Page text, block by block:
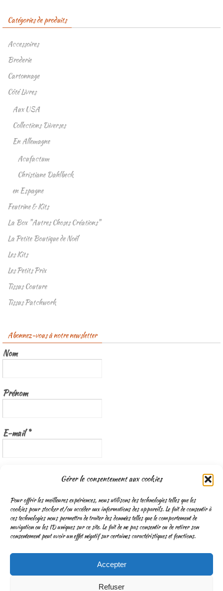
Gérer le consentement aux cookies
Pour offrir les meilleures expériences, nous utilisons des technologies telles que les
cookies pour stocker et/ou accéder aux informations des appareils. Le fait de consentir à
ces technologies nous permettra de traiter des données telles que le comportement de
navigation ou les ID uniques sur ce site. Le fait de ne pas consentir ou de retirer son
consentement peut avoir un effet négatif sur certaines caractéristiques et fonctions.
Accepter
Refuser
Catégories de produits
Accessoires
Broderie
Cartonnage
Côté Livres
Aux USA
Collections Diverses
En Allemagne
Acufactum
Christiane Dahlbeck
en Espagne
Feutrine & Kits
La Box "Autres Choses Créations"
La Petite Boutique de Noël
Les Kits
Les Petits Prix
Tissus Couture
Tissus Patchwork
Abonnez-vous à notre newsletter
Nom
Prénom
E-mail*
Nous gardons vos données privées et ne les partageons qu’avec les
tierces parties qui rendent ce service possible.Lisez notre politique de
confidentialité
CGV
Mentions légales & Traitement des données personnelles